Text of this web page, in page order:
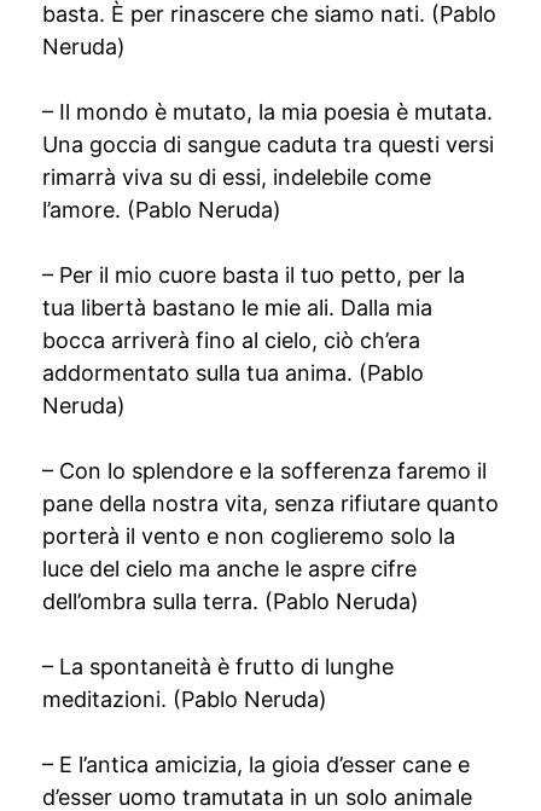
basta. È per rinascere che siamo nati. (Pablo
Neruda)
– Il mondo è mutato, la mia poesia è mutata.
Una goccia di sangue caduta tra questi versi
rimarrà viva su di essi, indelebile come
l’amore. (Pablo Neruda)
– Per il mio cuore basta il tuo petto, per la
tua libertà bastano le mie ali. Dalla mia
bocca arriverà fino al cielo, ciò ch’era
addormentato sulla tua anima. (Pablo
Neruda)
– Con lo splendore e la sofferenza faremo il
pane della nostra vita, senza rifiutare quanto
porterà il vento e non coglieremo solo la
luce del cielo ma anche le aspre cifre
dell’ombra sulla terra. (Pablo Neruda)
– La spontaneità è frutto di lunghe
meditazioni. (Pablo Neruda)
– E l’antica amicizia, la gioia d’esser cane e
d’esser uomo tramutata in un solo animale